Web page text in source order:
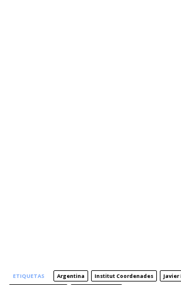
ETIQUETAS Argentina Institut Coordenades